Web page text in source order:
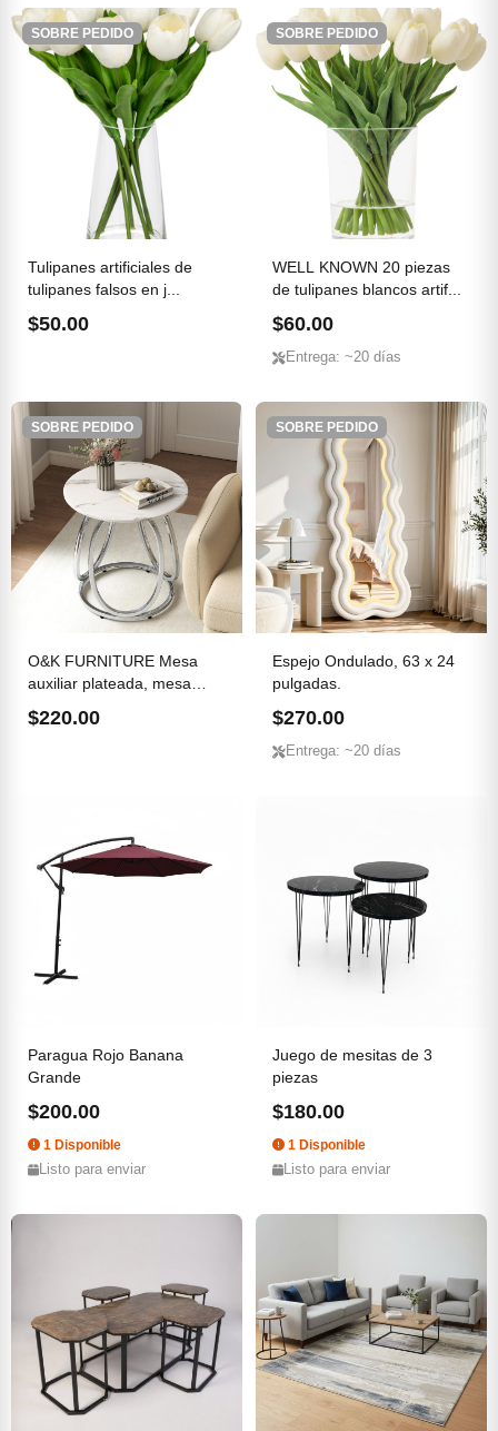
SOBRE PEDIDO
Tulipanes artificiales de
tulipanes falsos en j...
$50.00
SOBRE PEDIDO
WELL KNOWN 20 piezas
de tulipanes blancos artif...
$60.00
Entrega: ~20 días
SOBRE PEDIDO
O&K FURNITURE Mesa
auxiliar plateada, mesa
$220.00
SOBRE PEDIDO
Espejo Ondulado, 63 x 24
pulgadas.
$270.00
Entrega: ~20 días
Paragua Rojo Banana
Grande
$200.00
1 Disponible
Listo para enviar
Juego de mesitas de 3
piezas
$180.00
1 Disponible
Listo para enviar